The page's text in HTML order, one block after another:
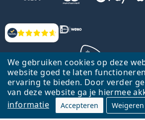
We gebruiken cookies op deze
website goed te laten
ervaring te bieden. Door verder
van deze website ga je hiermee
informatie
Accepteren Weigeren
Beoordelingen
Terug naar de homepagina
Lentiamo.nl is eigendom van en wordt
Tsjechië
Hier al 18 jaar